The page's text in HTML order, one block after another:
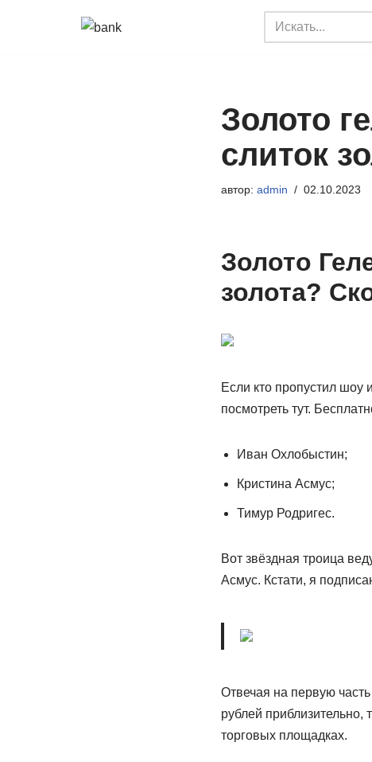
Золото
слиток
автор: admin 02.10.2023
Золото
золота?
Если кто пропустил шоу
посмотреть тут.
Иван Охлобыстин;
Кристина Асмус;
Тимур Родригес.
Вот звёздная троица
Асмус. Кстати, я
Отвечая на первую
рублей приблизительно,
торговых площадках.